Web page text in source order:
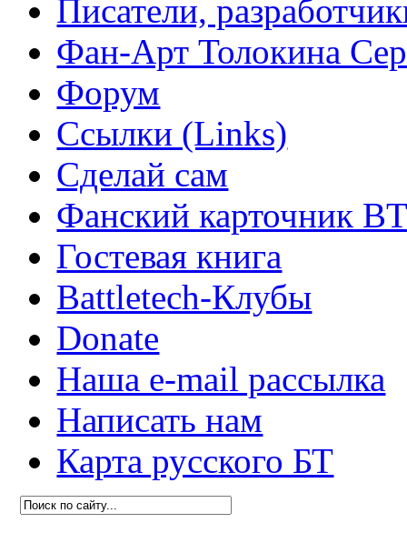
Писатели,
Фан-Арт Толокина
Форум
Ссылки (Links)
Сделай сам
Фанский карточник
Гостевая книга
Battletech-Клубы
Donate
Наша e-mail рассылка
Написать нам
Карта русского БТ